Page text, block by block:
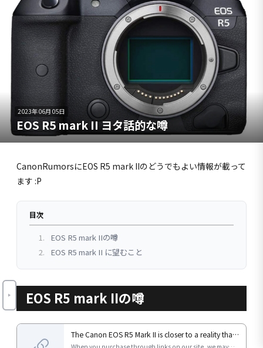
2023年06月05日
EOS R5 mark II ヨタ話的な噂
CanonRumorsにEOS R5 mark IIのどうでもよい情報が載って
ます :P
目次
1.
EOS R5 mark IIの噂
2.
EOS R5 mark II に望むこと
EOS R5 mark IIの噂
The Canon EOS R5 Mark II is closer to a reality than
Canon&#039;s claims - Canon Rumors